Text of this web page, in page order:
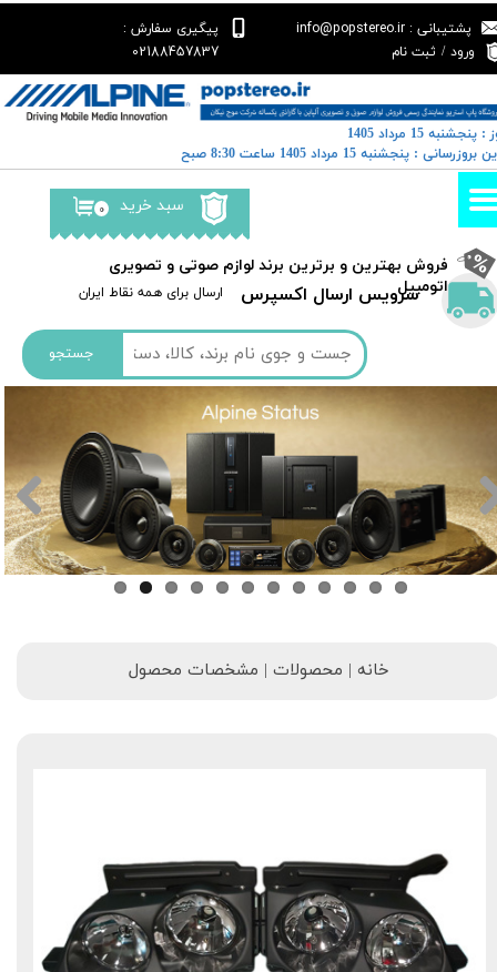
جستجو
سرویس ارسال اکسپرس ​​ارسال برای همه نقاط ایران
پشتیبانی : info@popstereo.ir
پیگیری سفارش :
02188457837
ورود / ثبت نام
حساب کاربری من
تغییر گذر واژه
سفارشات
خروج از حساب کاربری
۰ سبد خرید
​فروش بهترین و برترین برند لوازم صوتی و تصویری
اتومبیل​​​​​​​
15 مرداد 1405
: پنجشنبه 15 مرداد 1405 ساعت 8:30 صبح
خانه | محصولات | مشخصات محصول